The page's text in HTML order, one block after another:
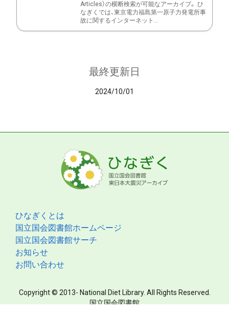
Articles）の横断検索が可能なアーカイブ。 ひ
なぎくでは、東京電力福島第一原子力発電所事
故に関するインターネット...
最終更新日
2024/10/01
ひなぎくとは
国立国会図書館ホームページ
国立国会図書館サーチ
お知らせ
お問い合わせ
Copyright © 2013- National Diet Library. All Rights Reserved.